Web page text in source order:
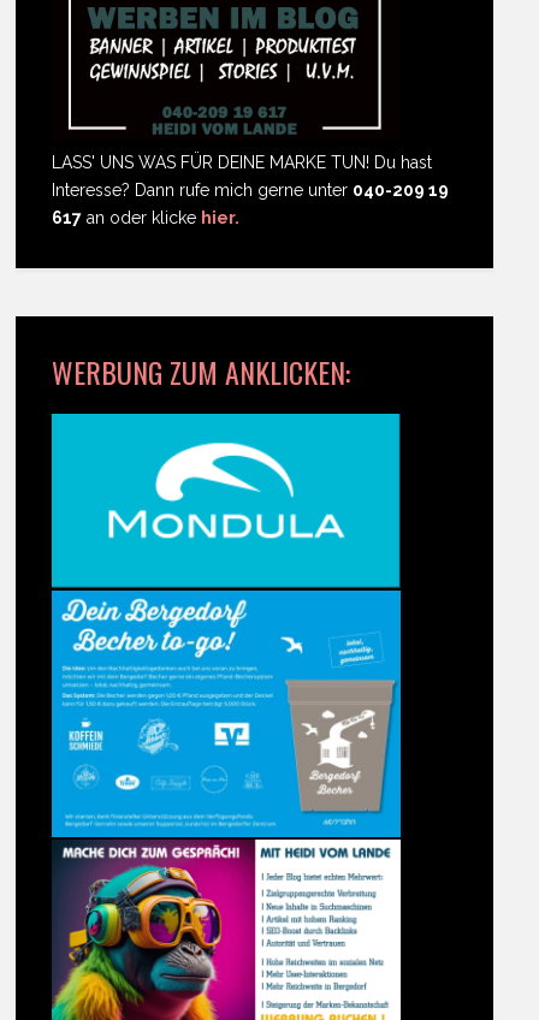
LASS' UNS WAS FÜR DEINE MARKE TUN! Du hast
Interesse? Dann rufe mich gerne unter 040-209 19
617 an oder klicke hier.
WERBUNG ZUM ANKLICKEN: